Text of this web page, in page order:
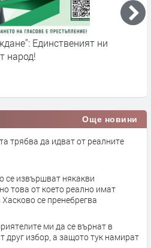
Единственият ни
народ!
Още новини
трябва да идват от реалните
се извършват някакви
това от което реално имат
се пренебрегва
ми да се върнат в
друг избор, а защото тук намират